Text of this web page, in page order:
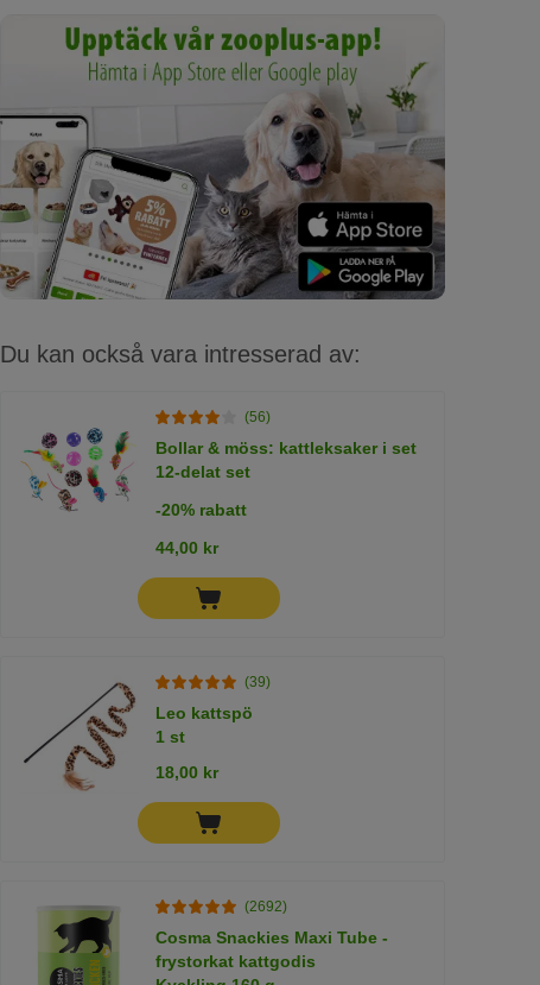
Du kan också vara intresserad av:
(56)
Bollar & möss: kattleksaker i set
12-delat set
-20% rabatt
44,00 kr
(39)
Leo kattspö
1 st
18,00 kr
(2692)
Cosma Snackies Maxi Tube -
frystorkat kattgodis